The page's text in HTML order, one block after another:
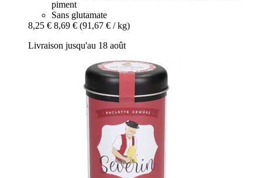
piment
Sans glutamate
8,25 € 8,69 € (91,67 € / kg)
Livraison jusqu'au 18 août